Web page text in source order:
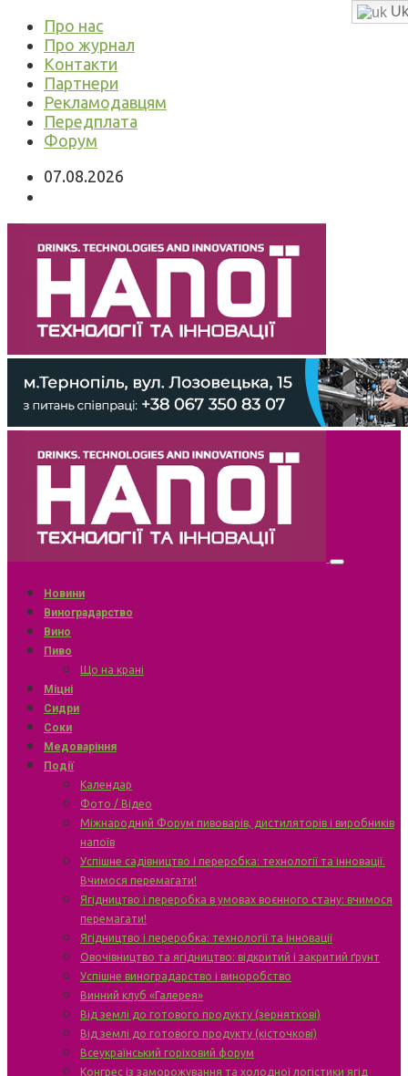
Про нас
Про журнал
Контакти
Партнери
Рекламодавцям
Передплата
Форум
07.08.2026
Новини
Виноградарство
Вино
Пиво
Що на крані
Міцні
Сидри
Соки
Медоваріння
Події
Календар
Фото / Відео
Міжнародний Форум пивоварів, дистиляторів і виробників
напоїв
Успішне садівництво і переробка: технології та інновації.
Вчимося перемагати!
Ягідництво і переробка в умовах воєнного стану: вчимося
перемагати!
Ягідництво і переробка: технології та інновації
Овочівництво та ягідництво: відкритий і закритий ґрунт
Успішне виноградарство і виноробство
Винний клуб «Галерея»
Від землі до готового продукту (зерняткові)
Від землі до готового продукту (кісточкові)
Всеукраїнський горіховий форум
Конгрес із заморожування та холодної логістики ягід